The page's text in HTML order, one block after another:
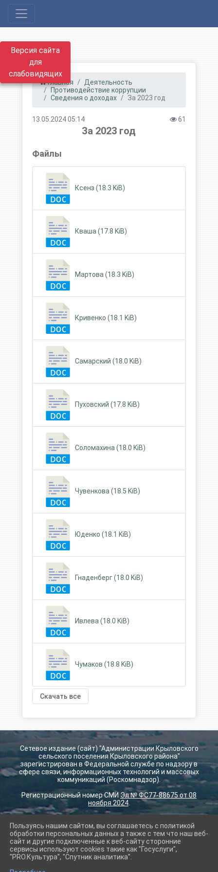
Версия сайта
для
слабовидящих
Главная
Деятельность
Противодействие коррупции
Сведения о доходах
За 2023 год
13.05.2024 05:14 61
За 2023 год
Файлы
Ксенз (18.3 KiB)
Кваша (17.8 KiB)
Мартова (18.3 KiB)
Кривенко (18.1 KiB)
Самарский (18.0 KiB)
Пуховский (17.8 KiB)
Соломахина (18.0 KiB)
Чувенкова (18.5 KiB)
Юденко (18.1 KiB)
Гнаденберг (18.0 KiB)
Ивлева (18.0 KiB)
Чумаков (18.8 KiB)
Скачать все
Сетевое издание (сайт) "Администрации Крыловского
сельского поселения Крыловского района"
зарегистрирован в Федеральной службе по надзору в
сфере связи, информационных технологий и массовых
коммуникаций (Роскомнадзор).
Регистрационный номер СМИ Эл № ФС77-88675 от 08
ноября 2024
2026 г. krilovskay.ru
Вход
Карта сайта
Политика обработки персональных данных
Пользуясь нашим сайтом, вы соглашаетесь с политикой
обработки персональных данных а также с тем что наш веб-
сайт и другие подключенные к веб-сайту сторонние
сервисы используют cookies такие как "Госуслуги",
"PRO.Культура", "Спутник аналитика".